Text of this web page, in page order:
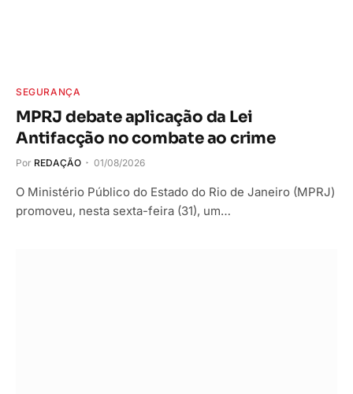
SEGURANÇA
MPRJ debate aplicação da Lei
Antifacção no combate ao crime
Por REDAÇÃO 01/08/2026
O Ministério Público do Estado do Rio de Janeiro (MPRJ)
promoveu, nesta sexta-feira (31), um…